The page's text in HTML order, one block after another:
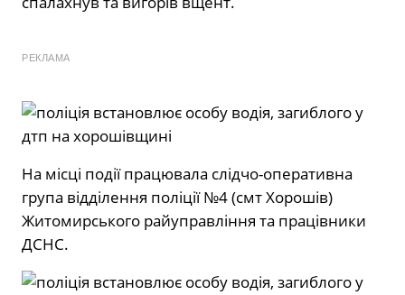
РЕКЛАМА
На місці події працювала слідчо-оперативна
група відділення поліції №4 (смт Хорошів)
Житомирського райуправління та працівники
ДСНС.